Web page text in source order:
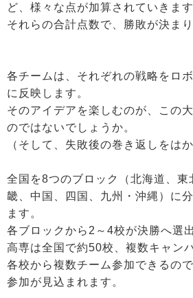
ど、様々な点が加算されていきます
それらの合計点数で、勝敗が決まり
各チームは、それぞれの戦略をロ
に反映します。
そのアイデアを楽しむのが、この
のではないでしょうか。
（そして、失敗後の巻き返しをは
全国を8つのブロック（北海道、東
畿、中国、四国、九州・沖縄）に
ます。
各ブロックから2～4校が決勝へ選
高専は全国で約50校、複数キャンバ
各校から複数チーム参加できるの
参加が見込まれます。